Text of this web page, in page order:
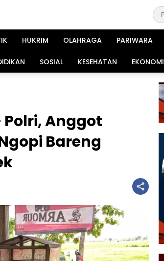
HUKRIM OLAHRAGA PARIWARA
SOSIAL KESEHATAN EKONOMI
Polri, Anggot
Bareng